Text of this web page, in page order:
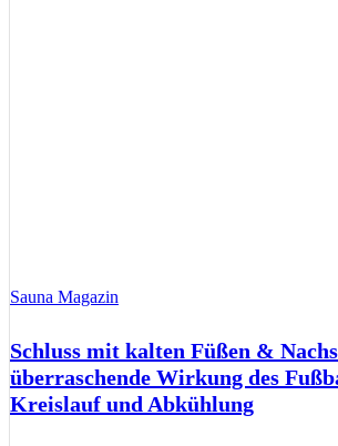
Sauna Magazin
Schluss mit kalten Füßen &
überraschende Wirkung des
Kreislauf und Abkühlung